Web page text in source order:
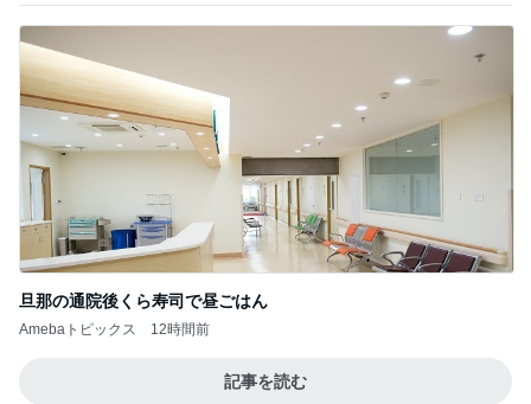
旦那の通院後くら寿司で昼ごはん
Amebaトピックス 12時間前
記事を読む